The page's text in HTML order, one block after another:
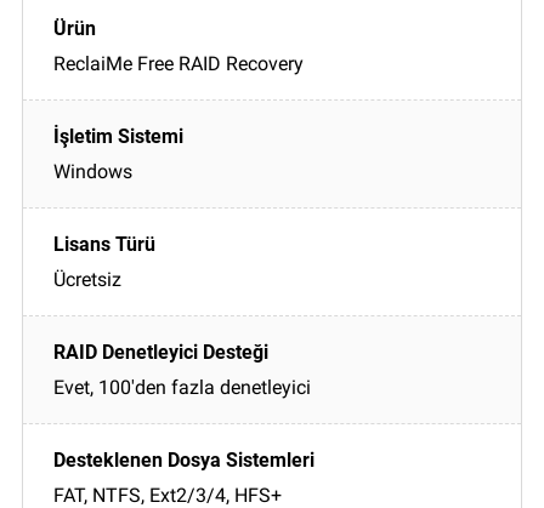
ReclaiMe Free RAID Recovery
Windows
Ücretsiz
Evet, 100'den fazla denetleyici
FAT, NTFS, Ext2/3/4, HFS+